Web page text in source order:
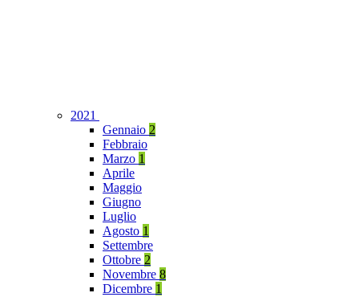
2021
Gennaio 2
Febbraio
Marzo 1
Aprile
Maggio
Giugno
Luglio
Agosto 1
Settembre
Ottobre 2
Novembre 8
Dicembre 1